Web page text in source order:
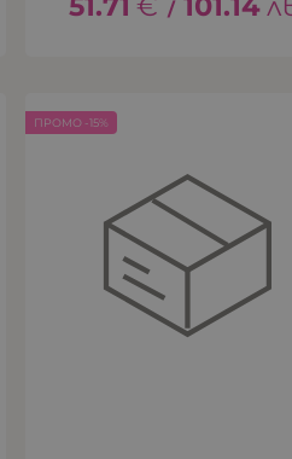
/
ПРОМО -15%